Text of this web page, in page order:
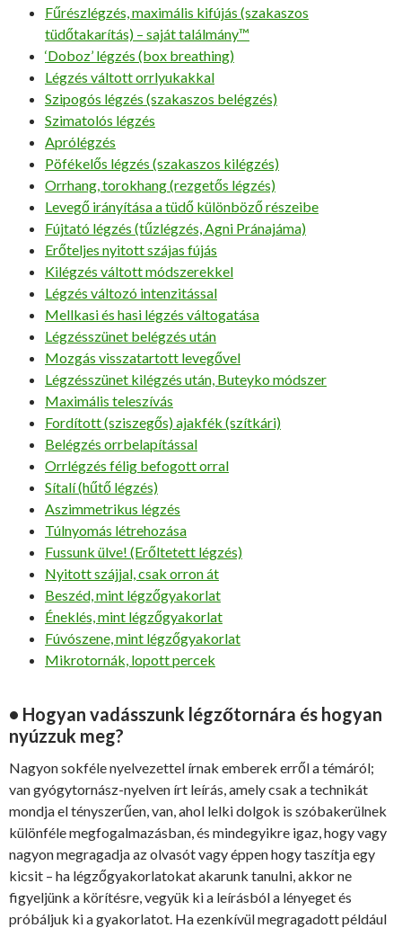
Fűrészlégzés, maximális kifújás (szakaszos
tüdőtakarítás) – saját találmány™
‘Doboz’ légzés (box breathing)
Légzés váltott orrlyukakkal
Szipogós légzés (szakaszos belégzés)
Szimatolós légzés
Aprólégzés
Pöfékelős légzés (szakaszos kilégzés)
Orrhang, torokhang (rezgetős légzés)
Levegő irányítása a tüdő különböző részeibe
Fújtató légzés (tűzlégzés, Agni Pránajáma)
Erőteljes nyitott szájas fújás
Kilégzés váltott módszerekkel
Légzés változó intenzitással
Mellkasi és hasi légzés váltogatása
Légzésszünet belégzés után
Mozgás visszatartott levegővel
Légzésszünet kilégzés után, Buteyko módszer
Maximális teleszívás
Fordított (sziszegős) ajakfék (szítkári)
Belégzés orrbelapítással
Orrlégzés félig befogott orral
Sítalí (hűtő légzés)
Aszimmetrikus légzés
Túlnyomás létrehozása
Fussunk ülve! (Erőltetett légzés)
Nyitott szájjal, csak orron át
Beszéd, mint légzőgyakorlat
Éneklés, mint légzőgyakorlat
Fúvószene, mint légzőgyakorlat
Mikrotornák, lopott percek
• Hogyan vadásszunk légzőtornára és hogyan
nyúzzuk meg?
Nagyon sokféle nyelvezettel írnak emberek erről a témáról;
van gyógytornász-nyelven írt leírás, amely csak a technikát
mondja el tényszerűen, van, ahol lelki dolgok is szóbakerülnek
különféle megfogalmazásban, és mindegyikre igaz, hogy vagy
nagyon megragadja az olvasót vagy éppen hogy taszítja egy
kicsit – ha légzőgyakorlatokat akarunk tanulni, akkor ne
figyeljünk a körítésre, vegyük ki a leírásból a lényeget és
próbáljuk ki a gyakorlatot. Ha ezenkívül megragadott például